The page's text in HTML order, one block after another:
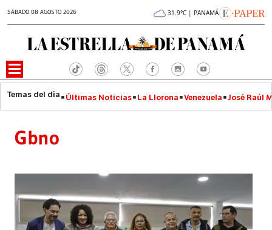
SÁBADO 08 AGOSTO 2026 31.9°C | PANAMÁ
Últimas Noticias La Llorona Venezuela José Raúl
Gbno